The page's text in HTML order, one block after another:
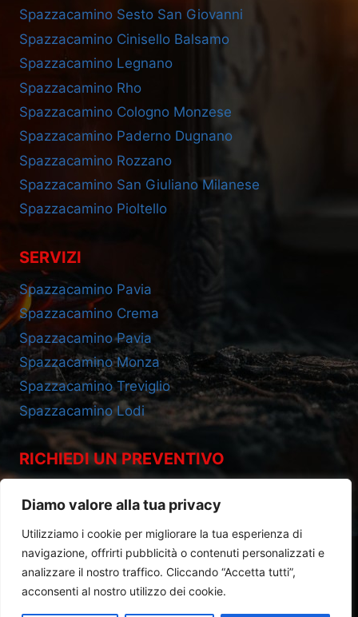
Diamo valore alla tua privacy
Utilizziamo i cookie per migliorare la tua esperienza di
navigazione, offrirti pubblicità o contenuti personalizzati e
analizzare il nostro traffico. Cliccando “Accetta tutti”,
acconsenti al nostro utilizzo dei cookie.
Spazzacamino Sesto San Giovanni
Spazzacamino Cinisello Balsamo
Spazzacamino Legnano
Spazzacamino Rho
Spazzacamino Cologno Monzese
Spazzacamino Paderno Dugnano
Spazzacamino Rozzano
Spazzacamino San Giuliano Milanese
Spazzacamino Pioltello
SERVIZI
Spazzacamino Pavia
Spazzacamino Crema
Spazzacamino Pavia
Spazzacamino Monza
Spazzacamino Treviglio
Spazzacamino Lodi
RICHIEDI UN PREVENTIVO
Cell 393.2685695